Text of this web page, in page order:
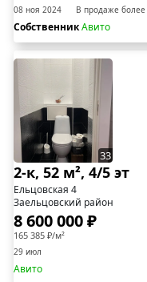
08 ноя 2024 В продаже более
СобственникАвито
33
2-к, 52 м², 4/5 эт
Ельцовская 4
Заельцовский район
8 600 000 ₽
165 385 ₽/м²
29 июл
Авито